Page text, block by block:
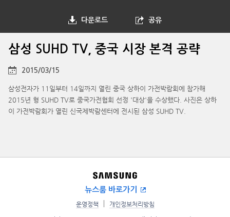
다운로드 공유
삼성 SUHD TV, 중국 시장 본격 공략
2015/03/15
삼성전자가 11일부터 14일까지 열린 중국 상하이 가전박람회에 참가해
2015년 형 SUHD TV로 중국가전협회 선정 '대상'을 수상했다. 사진은 상하
이 가전박람회가 열린 신국제박람센터에 전시된 삼성 SUHD TV.
뉴스룸 바로가기
운영정책 개인정보처리방침